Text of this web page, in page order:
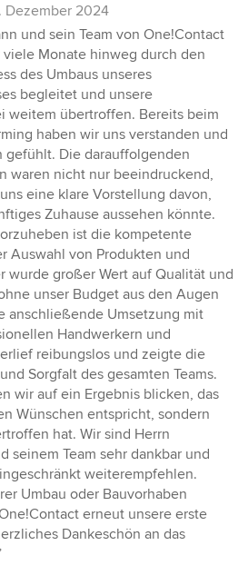
Dezember 2024
und sein Team von One!Contact
viele Monate hinweg durch den
des Umbaus unseres
begleitet und unsere
weitem übertroffen. Bereits beim
haben wir uns verstanden und
gefühlt. Die darauffolgenden
waren nicht nur beeindruckend,
eine klare Vorstellung davon,
Zuhause aussehen könnte.
ist die kompetente
Auswahl von Produkten und
wurde großer Wert auf Qualität und
unser Budget aus den Augen
anschließende Umsetzung mit
Handwerkern und
reibungslos und zeigte die
Sorgfalt des gesamten Teams.
wir auf ein Ergebnis blicken, das
Wünschen entspricht, sondern
hat. Wir sind Herrn
seinem Team sehr dankbar und
weiterempfehlen.
Umbau oder Bauvorhaben
erneut unsere erste
Dankeschön an das